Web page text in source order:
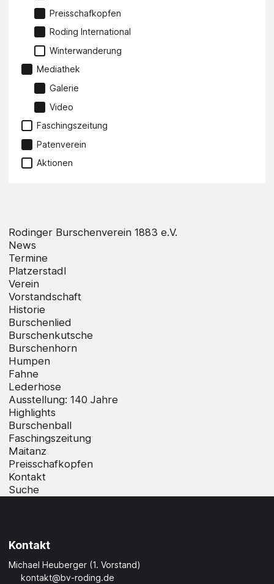
Preisschafkopfen
Roding International
Winterwanderung
Mediathek
Galerie
Video
Faschingszeitung
Patenverein
Aktionen
Rodinger Burschenverein 1883 e.V.
News
Termine
Platzerstadl
Verein
Vorstandschaft
Historie
Burschenlied
Burschenkutsche
Burschenhorn
Humpen
Fahne
Lederhose
Ausstellung: 140 Jahre
Highlights
Burschenball
Faschingszeitung
Maitanz
Preisschafkopfen
Kontakt
Suche
Kontakt
Michael Heuberger (1. Vorstand)
kontakt@bv-roding.de